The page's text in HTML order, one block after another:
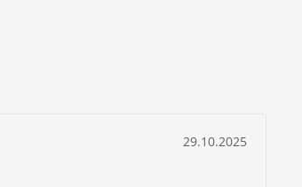
Dato:
25.10.2025